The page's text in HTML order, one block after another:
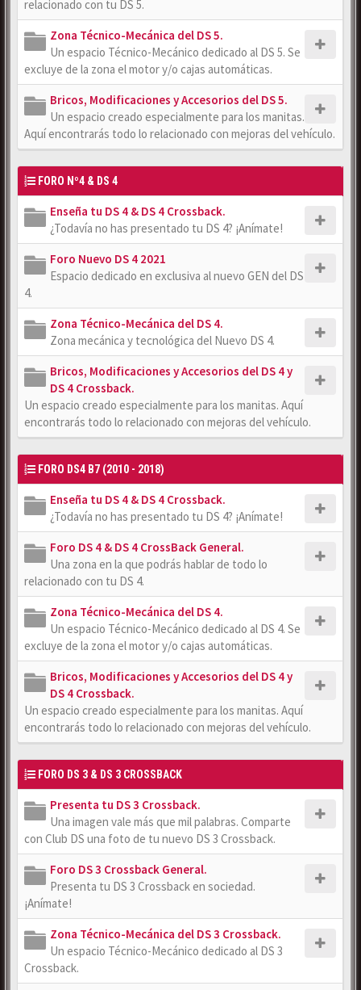
relacionado con tu DS 5.
Zona Técnico-Mecánica del DS 5.
Un espacio Técnico-Mecánico dedicado al DS 5. Se
excluye de la zona el motor y/o cajas automáticas.
Bricos, Modificaciones y Accesorios del DS 5.
Un espacio creado especialmente para los manitas.
Aquí encontrarás todo lo relacionado con mejoras del vehículo.
FORO Nº4 & DS 4
Enseña tu DS 4 & DS 4 Crossback.
¿Todavía no has presentado tu DS 4? ¡Anímate!
Foro Nuevo DS 4 2021
Espacio dedicado en exclusiva al nuevo GEN del DS
4.
Zona Técnico-Mecánica del DS 4.
Zona mecánica y tecnológica del Nuevo DS 4.
Bricos, Modificaciones y Accesorios del DS 4 y
DS 4 Crossback.
Un espacio creado especialmente para los manitas. Aquí
encontrarás todo lo relacionado con mejoras del vehículo.
FORO DS4 B7 (2010 - 2018)
Enseña tu DS 4 & DS 4 Crossback.
¿Todavía no has presentado tu DS 4? ¡Anímate!
Foro DS 4 & DS 4 CrossBack General.
Una zona en la que podrás hablar de todo lo
relacionado con tu DS 4.
Zona Técnico-Mecánica del DS 4.
Un espacio Técnico-Mecánico dedicado al DS 4. Se
excluye de la zona el motor y/o cajas automáticas.
Bricos, Modificaciones y Accesorios del DS 4 y
DS 4 Crossback.
Un espacio creado especialmente para los manitas. Aquí
encontrarás todo lo relacionado con mejoras del vehículo.
FORO DS 3 & DS 3 CROSSBACK
Presenta tu DS 3 Crossback.
Una imagen vale más que mil palabras. Comparte
con Club DS una foto de tu nuevo DS 3 Crossback.
Foro DS 3 Crossback General.
Presenta tu DS 3 Crossback en sociedad.
¡Anímate!
Zona Técnico-Mecánica del DS 3 Crossback.
Un espacio Técnico-Mecánico dedicado al DS 3
Crossback.